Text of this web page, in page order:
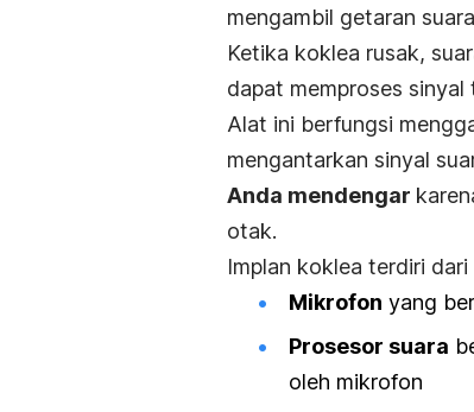
mengambil getaran
Ketika koklea rusak,
dapat memproses
Alat ini berfungsi
mengantarkan sinyal
Anda mendengar
otak.
Implan koklea terdiri
Mikrofon yang
Prosesor suara
oleh mikrofon